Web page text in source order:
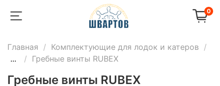
0
Главная
Комплектующие для лодок и катеров
...
Гребные винты RUBEX
Гребные винты RUBEX